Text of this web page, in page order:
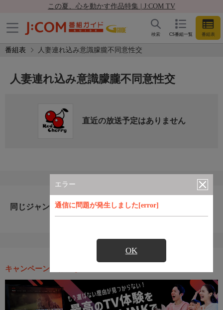
この夏、心を動かす作品特集 | J:COM TV
CS番組一覧 番組表
検索
番組表 人妻連れ込み意識朦朧不同意性交
エラー
通信に問題が発生しました[error]
OK
人妻連れ込み意識朦朧不同意性交
直近の放送予定はありません
同じジャンルのおすすめ番組
キャンペーン・お得な情報